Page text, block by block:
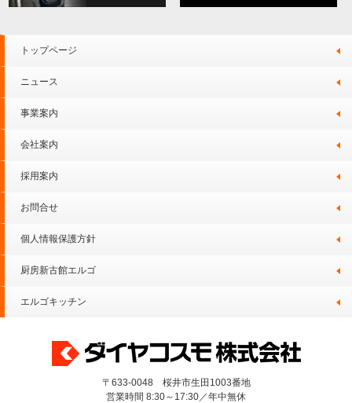
トップページ
ニュース
事業案内
会社案内
採用案内
お問合せ
個人情報保護方針
厨房新古館エルゴ
エルゴキッチン
〒633-0048 桜井市生田1003番地
営業時間 8:30～17:30／年中無休